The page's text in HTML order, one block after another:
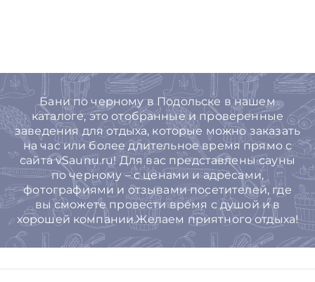
Бани по черному в Подольске в нашем
каталоге, это отобранные и проверенные
заведения для отдыха, которые можно заказать
на час или более длительное время прямо с
сайта vSaunu.ru! Для вас представлены сауны
по черному – с ценами и адресами,
фотографиями и отзывами посетителей, где
вы сможете провести время с душой и в
хорошей компании.Желаем приятного отдыха!